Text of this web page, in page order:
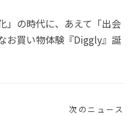
」の時代に、あえて「出会
お買い物体験『Diggly』誕
次のニュース